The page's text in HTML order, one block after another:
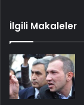
İlgili Makaleler